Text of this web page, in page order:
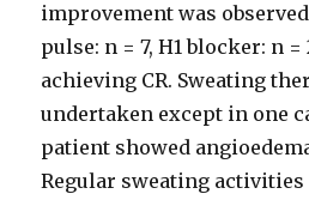
improvement was
pulse: n = 7, H1 blocker: n
achieving CR. Sweating
undertaken except in one
patient showed
Regular sweating activities